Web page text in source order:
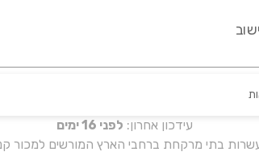
עידכון אחרון: לפני 16 ימים
בתי מרקחת ברחבי הארץ המורשים למכור